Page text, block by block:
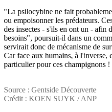
"La psilocybine ne fait
ou empoisonner les prédateurs.
des insectes - s'ils en ont un - afin
besoins", poursuit-il dans un
servirait donc de mécanisme de
Car face aux humains, à l'inverse,
particulier pour ces champignons !
Source : Gentside Découverte
Crédit : KOEN SUYK / ANP